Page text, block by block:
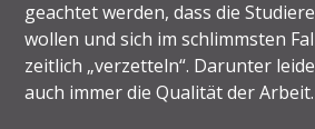
geachtet werden, dass die
wollen und sich im schlimmsten
zeitlich „verzetteln“. Darunter
auch immer die Qualität der Arbeit.